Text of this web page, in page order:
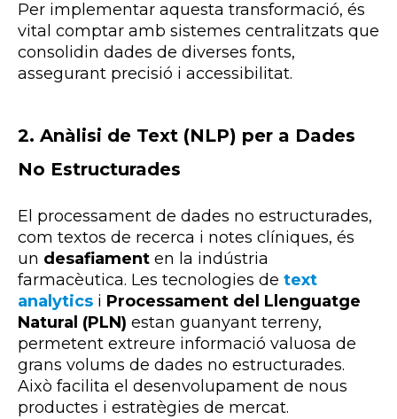
Per implementar aquesta transformació, és
vital comptar amb sistemes centralitzats que
consolidin dades de diverses fonts,
assegurant precisió i accessibilitat.
2. Anàlisi de Text (NLP) per a Dades
No Estructurades
El processament de dades no estructurades,
com textos de recerca i notes clíniques, és
un desafiament en la indústria
farmacèutica. Les tecnologies de text
analytics i Processament del Llenguatge
Natural (PLN) estan guanyant terreny,
permetent extreure informació valuosa de
grans volums de dades no estructurades.
Això facilita el desenvolupament de nous
productes i estratègies de mercat.